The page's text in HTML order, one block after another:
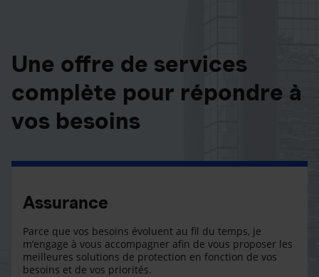
Une offre de services
complète pour répondre à
vos besoins
Assurance
Parce que vos besoins évoluent au fil du temps, je
m’engage à vous accompagner afin de vous proposer les
meilleures solutions de protection en fonction de vos
besoins et de vos priorités.